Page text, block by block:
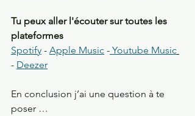
Tu peux aller l'écouter sur toutes les
plateformes
Spotify - Apple Music - Youtube Music
- Deezer
En conclusion j’ai une question à te
poser …